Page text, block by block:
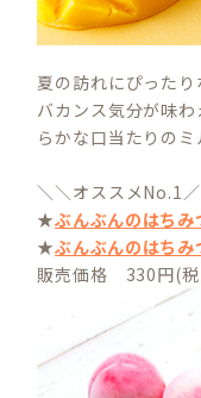
夏の訪れにぴった
バカンス気分が味
らかな口当たりのミ
＼＼オススメNo.1
★ぶんぶんのはちみ
★ぶんぶんのはちみ
販売価格 330円(税